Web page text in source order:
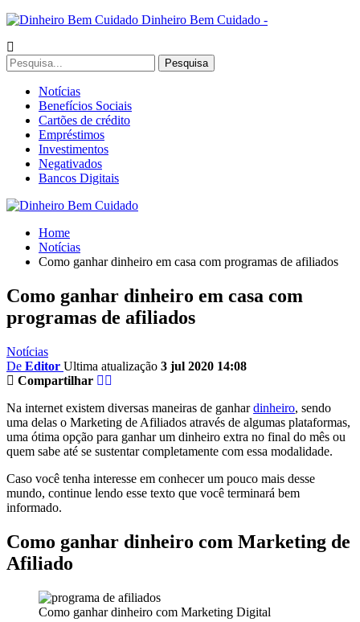
Dinheiro Bem Cuidado -
Notícias
Benefícios Sociais
Cartões de crédito
Empréstimos
Investimentos
Negativados
Bancos Digitais
Home
Notícias
Como ganhar dinheiro em casa com programas de afiliados
Como ganhar dinheiro em casa com
programas de afiliados
Notícias
De Editor Ultima atualização 3 jul 2020 14:08
Compartilhar
Na internet existem diversas maneiras de ganhardinheiro, sendo
uma delas o Marketing de Afiliados através de algumas plataformas,
uma ótima opção para ganhar um dinheiro extra no final do mês ou
quem sabe até se sustentar completamente com essa modalidade.
Caso você tenha interesse em conhecer um pouco mais desse
mundo, continue lendo esse texto que você terminará bem
informado.
Como ganhar dinheiro com Marketing de
Afiliado
Como ganhar dinheiro com Marketing Digital